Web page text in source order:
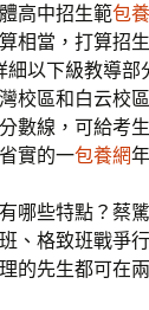
高中招生範包
相當，打算招
細以下級教導部
校區和白云校
數線，可給考
實的一包養網
哪些特點？蔡
、格致班戰爭
的先生都可在